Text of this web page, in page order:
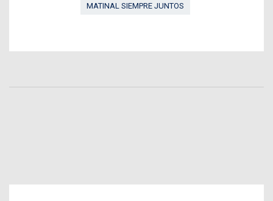
MATINAL SIEMPRE JUNTOS